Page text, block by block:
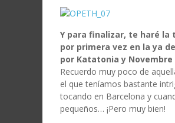
Y para finalizar, te haré la
por primera vez en la ya
por Katatonia y
Recuerdo muy poco de
el que teníamos bastante
tocando en Barcelona y
pequeños… ¡Pero muy bien!